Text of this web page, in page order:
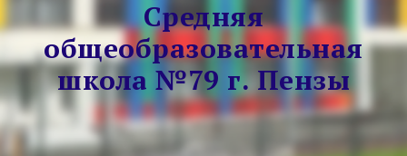
Средняя
общеобразовательная
школа №79 г. Пензы